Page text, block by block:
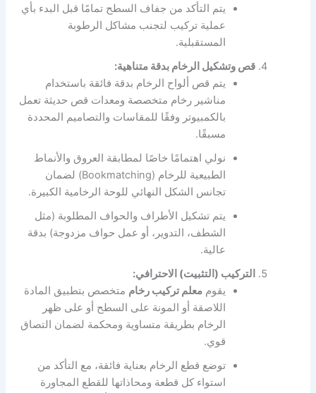
يتم التأكد من جفاف السطح تمامًا قبل البدء بأي
عملية تركيب لتجنب مشاكل الرطوبة
المستقبلية.
قص وتشكيل الرخام بدقة متناهية:
يتم قص ألواح الرخام بدقة فائقة باستخدام
مناشير رخام متخصصة ومعدات قص حديثة تعمل
بالكمبيوتر وفقًا للمقاسات والتصاميم المحددة
مسبقًا.
نولي اهتمامًا خاصًا لمطابقة العروق والأنماط
الطبيعية للرخام (Bookmatching) لضمان
تجانس الشكل النهائي للوحة الرخامية الكبيرة.
يتم تشكيل الأطراف والحواف المطلوبة (مثل
الشطف، التدوير، أو عمل حواف مزدوجة) بدقة
عالية.
التركيب (التثبيت) الاحترافي:
يقوممعلم تركيب رخام متخصص بتطبيق المادة
اللاصقة أو المونة على السطح أو على ظهر
الرخام بطريقة متساوية ومحكمة لضمان التصاق
قوي.
توضع قطع الرخام بعناية فائقة، مع التأكد من
استواء كل قطعة ومحاذاتها للقطع المجاورة